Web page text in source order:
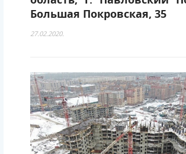
Большая Покровская, 35
27.02.2020.